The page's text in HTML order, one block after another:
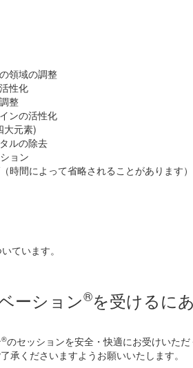
領域の調整
性化
整
ンの活性化
大元素)
ルの除去
ョン
時間によって省略されることがあります）
ています。
ーション®を受けるに
®のセッションを安全・快適にお受けいた
承くださいますようお願いいたします。